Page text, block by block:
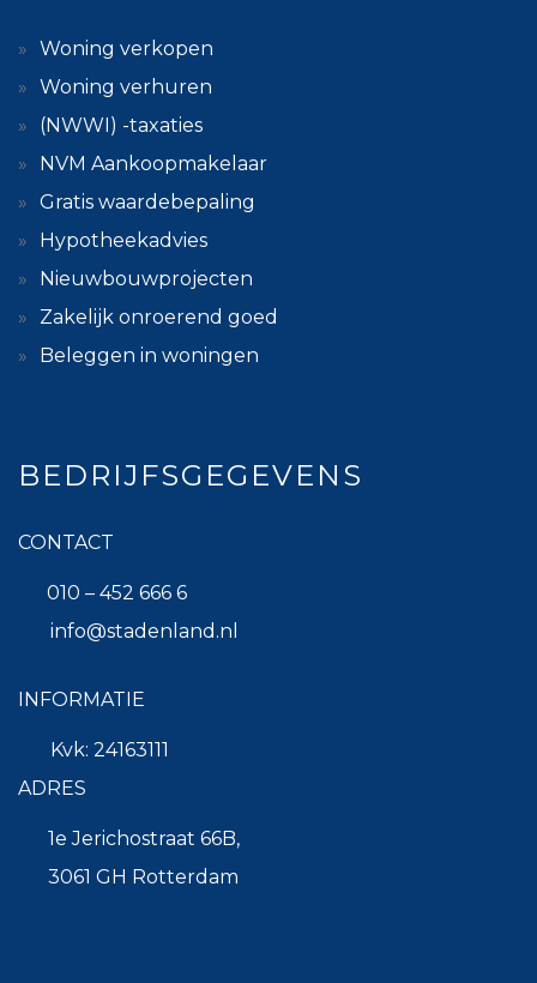
Woning verkopen
Woning verhuren
(NWWI) -taxaties
NVM Aankoopmakelaar
Gratis waardebepaling
Hypotheekadvies
Nieuwbouwprojecten
Zakelijk onroerend goed
Beleggen in woningen
BEDRIJFSGEGEVENS
CONTACT
010 – 452 666 6
info@stadenland.nl
INFORMATIE
Kvk: 24163111
ADRES
1e Jerichostraat 66B,
3061 GH Rotterdam